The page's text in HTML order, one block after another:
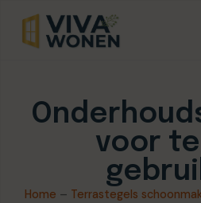
voor
Home – Terrastegels